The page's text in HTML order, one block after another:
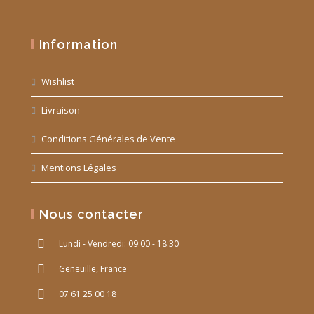
Information
Wishlist
Livraison
Conditions Générales de Vente
Mentions Légales
Nous contacter
Lundi - Vendredi: 09:00 - 18:30
Geneuille, France
07 61 25 00 18